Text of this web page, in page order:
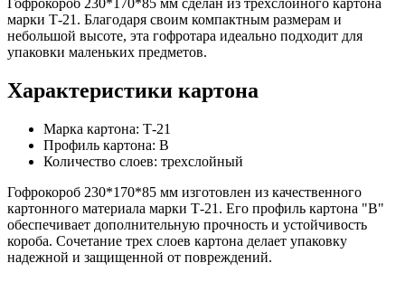
марки Т-21. Благодаря своим компактным размерам и
небольшой высоте, эта гофротара идеально подходит для
упаковки маленьких предметов.
Характеристики картона
Марка картона: Т-21
Профиль картона: В
Количество слоев: трехслойный
Гофрокороб 230*170*85 мм изготовлен из качественного
картонного материала марки Т-21. Его профиль картона "В"
обеспечивает дополнительную прочность и устойчивость
короба. Сочетание трех слоев картона делает упаковку
надежной и защищенной от повреждений.